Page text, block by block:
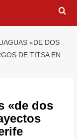
«DE DOS
DE TITSA EN
«de dos